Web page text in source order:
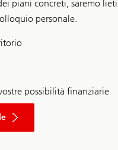
piani concreti, saremo lieti
personale.
possibilità finanziarie